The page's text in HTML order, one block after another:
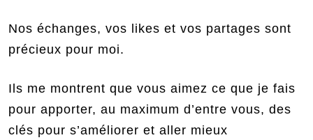
Nos échanges, vos likes et vos partages sont
précieux pour moi.
Ils me montrent que vous aimez ce que je fais
pour apporter, au maximum d’entre vous, des
clés pour s’améliorer et aller mieux